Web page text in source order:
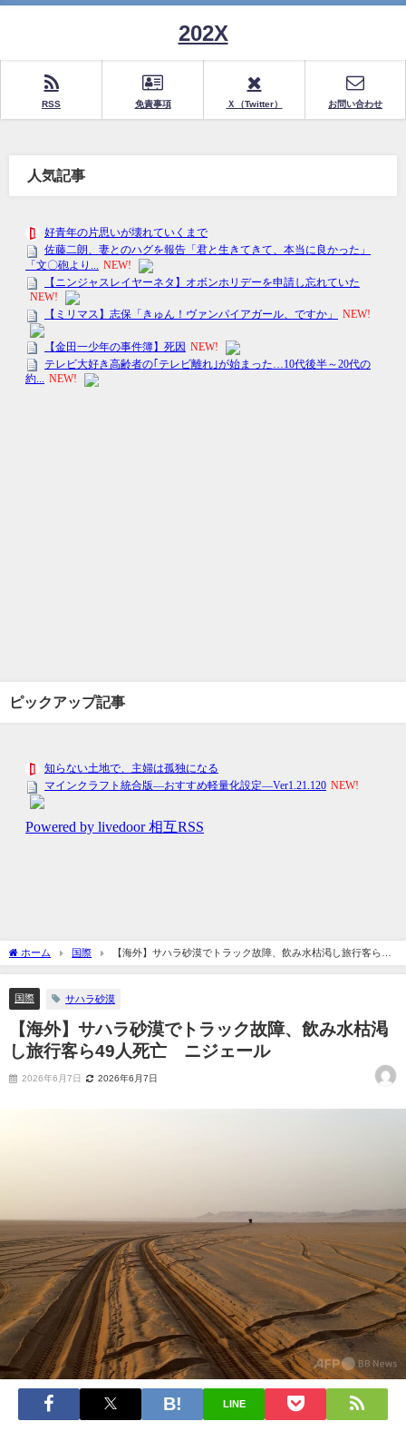
202X
RSS 免責事項 Ｘ（Twitter） お問い合わせ
人気記事
ピックアップ記事
ホーム 国際
【海外】サハラ砂漠でトラック故障、飲み水枯渇し旅行客ら49
人死亡 ニジェール
国際 サハラ砂漠
【海外】サハラ砂漠でトラック故障、飲み水枯渇
し旅行客ら49人死亡 ニジェール
2026年6月7日 2026年6月7日
LINE